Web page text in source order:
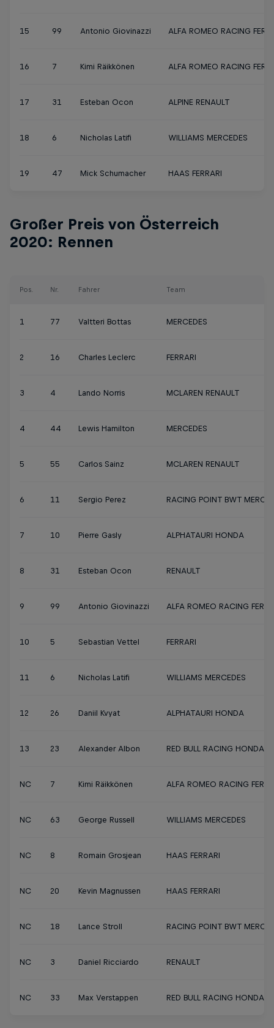
15 99 Antonio Giovinazzi ALFA ROMEO RACING
16 7 Kimi Räikkönen ALFA ROMEO RACING
17 31 Esteban Ocon ALPINE RENAULT
18 6 Nicholas Latifi WILLIAMS MERCEDES
19 47 Mick Schumacher HAAS FERRARI
Großer Preis von Österreich
2020: Rennen
Pos. Nr. Fahrer Team
1 77 Valtteri Bottas MERCEDES
2 16 Charles Leclerc FERRARI
3 4 Lando Norris MCLAREN RENAULT
4 44 Lewis Hamilton MERCEDES
5 55 Carlos Sainz MCLAREN RENAULT
6 11 Sergio Perez RACING POINT BWT
7 10 Pierre Gasly ALPHATAURI HONDA
8 31 Esteban Ocon RENAULT
9 99 Antonio Giovinazzi ALFA ROMEO RACING
10 5 Sebastian Vettel FERRARI
11 6 Nicholas Latifi WILLIAMS MERCEDES
12 26 Daniil Kvyat ALPHATAURI HONDA
13 23 Alexander Albon RED BULL RACING HONDA
NC 7 Kimi Räikkönen ALFA ROMEO RACING
NC 63 George Russell WILLIAMS MERCEDES
NC 8 Romain Grosjean HAAS FERRARI
NC 20 Kevin Magnussen HAAS FERRARI
NC 18 Lance Stroll RACING POINT BWT
NC 3 Daniel Ricciardo RENAULT
NC 33 Max Verstappen RED BULL RACING HONDA